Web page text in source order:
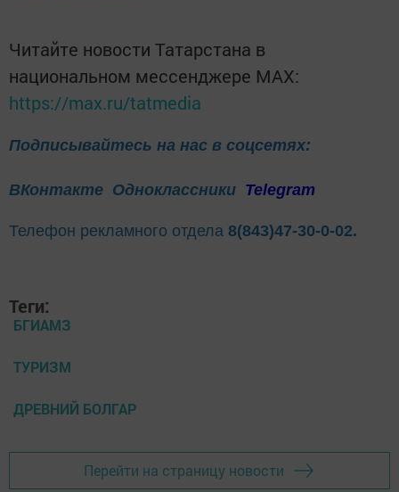
Читайте новости Татарстана в
национальном мессенджере MАХ:
https://max.ru/tatmedia
Подписывайтесь на нас в соцсетях:
ВКонтакте Одноклассники Telegram
Телефон рекламного отдела 8(843)47-30-0-02.
Теги:
БГИАМЗ
ТУРИЗМ
ДРЕВНИЙ БОЛГАР
Перейти на страницу новости